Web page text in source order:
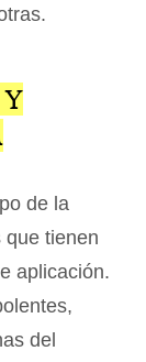
de la
que tienen
aplicación.
del